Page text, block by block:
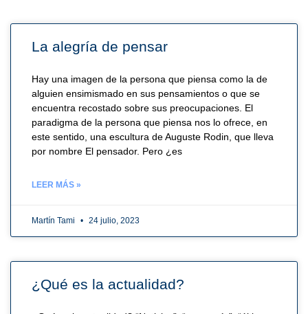
La alegría de pensar
Hay una imagen de la persona que piensa como la de
alguien ensimismado en sus pensamientos o que se
encuentra recostado sobre sus preocupaciones. El
paradigma de la persona que piensa nos lo ofrece, en
este sentido, una escultura de Auguste Rodin, que lleva
por nombre El pensador. Pero ¿es
LEER MÁS »
Martín Tami 24 julio, 2023
¿Qué es la actualidad?